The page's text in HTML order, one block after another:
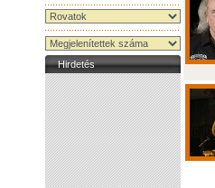
Hirdetés